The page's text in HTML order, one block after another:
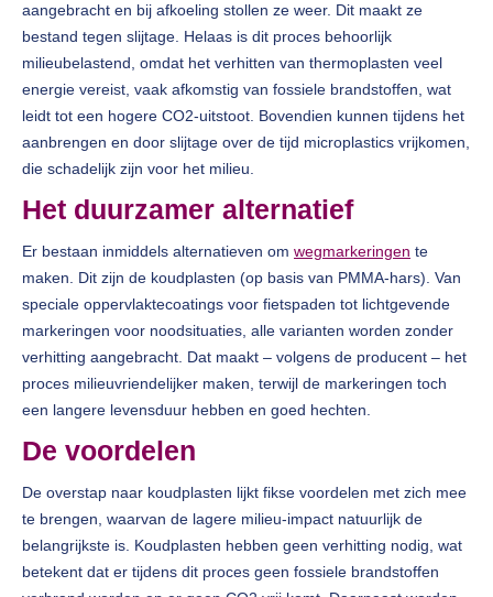
aangebracht en bij afkoeling stollen ze weer. Dit maakt ze
bestand tegen slijtage. Helaas is dit proces behoorlijk
milieubelastend, omdat het verhitten van thermoplasten veel
energie vereist, vaak afkomstig van fossiele brandstoffen, wat
leidt tot een hogere CO2-uitstoot. Bovendien kunnen tijdens het
aanbrengen en door slijtage over de tijd microplastics vrijkomen,
die schadelijk zijn voor het milieu.
Het duurzamer alternatief
Er bestaan inmiddels alternatieven om wegmarkeringen te
maken. Dit zijn de koudplasten (op basis van PMMA-hars). Van
speciale oppervlaktecoatings voor fietspaden tot lichtgevende
markeringen voor noodsituaties, alle varianten worden zonder
verhitting aangebracht. Dat maakt – volgens de producent – het
proces milieuvriendelijker maken, terwijl de markeringen toch
een langere levensduur hebben en goed hechten.
De voordelen
De overstap naar koudplasten lijkt fikse voordelen met zich mee
te brengen, waarvan de lagere milieu-impact natuurlijk de
belangrijkste is. Koudplasten hebben geen verhitting nodig, wat
betekent dat er tijdens dit proces geen fossiele brandstoffen